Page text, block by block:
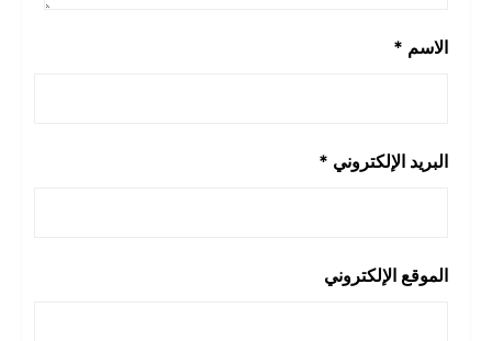
الاسم *
البريد الإلكتروني *
الموقع الإلكتروني